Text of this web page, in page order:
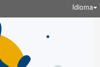
Idioma